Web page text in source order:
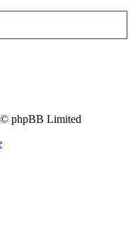
phpBB Limited